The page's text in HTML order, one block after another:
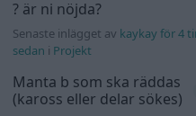
? är ni nöjda?
Senaste inlägget av kaykay för 4
sedan i Projekt
Manta b som ska räddas
(kaross eller delar sökes)